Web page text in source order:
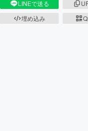
LINEで送る
埋め込み